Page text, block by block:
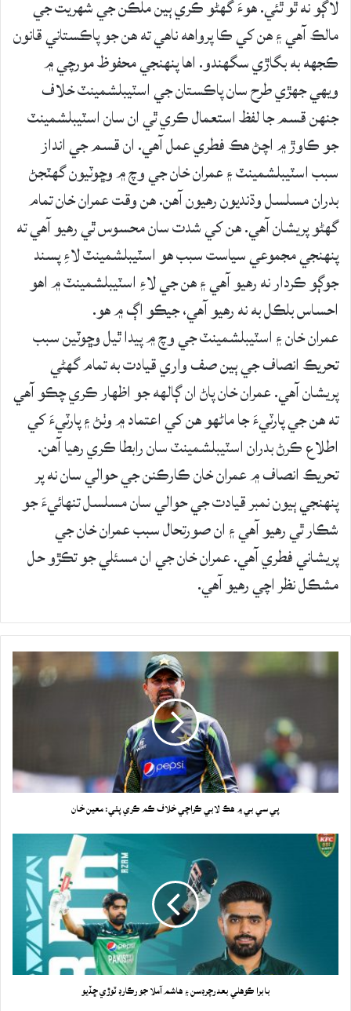
لاڳو نه ٿو ٿئي. هوءَ گهڻو ڪري ٻين ملڪن جي شهريت جي
مالڪ آهي ۽ هن کي ڪا پرواهه ناهي ته هن جو پاڪستاني قانون
ڪجهه به بگاڙي سگهندو. اها پنهنجي محفوظ مورچي ۾
ويهي جهڙي طرح سان پاڪستان جي اسٽيبلشمينٽ خلاف
جنهن قسم جا لفظ استعمال ڪري ٿي ان سان اسٽيبلشمينٽ
جو ڪاوڙ ۾ اچڻ هڪ فطري عمل آهي. ان قسم جي انداز
سبب اسٽيبلشمينٽ ۽ عمران خان جي وچ ۾ وڇوٽيون گهٽجڻ
بدران مسلسل وڌنديون رهيون آهن. هن وقت عمران خان تمام
گهڻو پريشان آهي. هن کي شدت سان محسوس ٿي رهيو آهي ته
پنهنجي مجموعي سياست سبب هو اسٽيبلشمينٽ لاءِ پسند
جوڳو ڪردار نه رهيو آهي ۽ هن جي لاءِ اسٽيبلشمينٽ ۾ اهو
احساس بلڪل به نه رهيو آهي، جيڪو اڳ ۾ هو.
عمران خان ۽ اسٽيبلشمينٽ جي وچ ۾ پيدا ٿيل وڇوٽين سبب
تحريڪ انصاف جي ٻين صف واري قيادت به تمام گهڻي
پريشان آهي. عمران خان پاڻ ان ڳالهه جو اظهار ڪري چڪو آهي
ته هن جي پارٽيءَ جا ماڻهو هن کي اعتماد ۾ وٺڻ ۽ پارٽيءَ کي
اطلاع ڪرڻ بدران اسٽيبلشمينٽ سان رابطا ڪري رهيا آهن.
تحريڪ انصاف ۾ عمران خان ڪارڪنن جي حوالي سان نه پر
پنهنجي ٻيون نمبر قيادت جي حوالي سان مسلسل تنهائيءَ جو
شڪار ٿي رهيو آهي ۽ ان صورتحال سبب عمران خان جي
پريشاني فطري آهي. عمران خان جي ان مسئلي جو تڪڙو حل
مشڪل نظر اچي رهيو آهي.
پي سي بي ۾ هڪ لابي ڪراچي خلاف ڪم ڪري پئي: معين خان
بابرا ڪوهلي بعد رچرڊسن ۽ هاشم آملا جو رڪارڊ ٽوڙي ڇڏيو